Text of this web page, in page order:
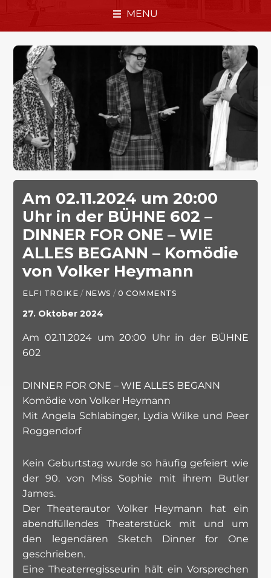
MENU
Am 02.11.2024 um 20:00
Uhr in der BÜHNE 602 –
DINNER FOR ONE – WIE
ALLES BEGANN – Komödie
von Volker Heymann
ELFI TROIKE / NEWS / 0 COMMENTS
27. Oktober 2024
Am 02.11.2024 um 20:00 Uhr in der BÜHNE
602
DINNER FOR ONE – WIE ALLES BEGANN
Komödie von Volker Heymann
Mit Angela Schlabinger, Lydia Wilke und Peer
Roggendorf
Kein Geburtstag wurde so häufig gefeiert wie
der 90. von Miss Sophie mit ihrem Butler
James.
Der Theaterautor Volker Heymann hat ein
abendfüllendes Theaterstück mit und um
den legendären Sketch Dinner for One
geschrieben.
Eine Theaterregisseurin hält ein Vorsprechen